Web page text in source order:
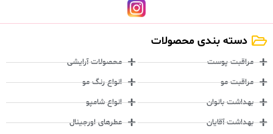
دسته بندی محصولات
مراقبت پوست
مراقبت مو
بهداشت بانوان
بهداشت آقایان
محصولات آرایشی
انواع رنگ مو
انواع شامپو
عطرهای اورجینال